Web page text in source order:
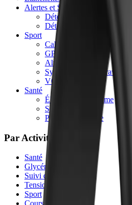
Alertes et Sécurité
Détection des chutes
Détection des accidents
Sport
Calories
GPS
Altimètre
Synchronisation Strava
VO2 max
Santé
Électrocardiogramme
Sommeil
Pression Artérielle
Par Activité
Santé
Glycémie
Suivi du Sommeil
Tension Artérielle
Sport